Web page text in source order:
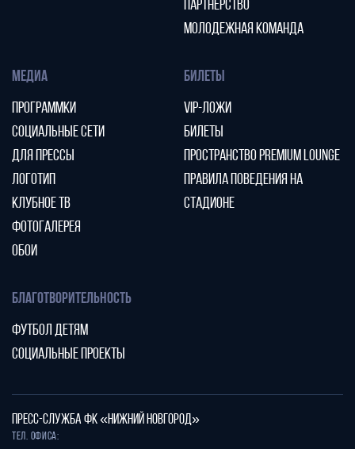
ПАРТНЕРСТВО
МОЛОДЕЖНАЯ КОМАНДА
МЕДИА
ПРОГРАММКИ
СОЦИАЛЬНЫЕ СЕТИ
ДЛЯ ПРЕССЫ
ЛОГОТИП
КЛУБНОЕ ТВ
ФОТОГАЛЕРЕЯ
ОБОИ
БИЛЕТЫ
VIP-ЛОЖИ
БИЛЕТЫ
ПРОСТРАНСТВО PREMIUM LOUNGE
ПРАВИЛА ПОВЕДЕНИЯ НА
СТАДИОНЕ
БЛАГОТВОРИТЕЛЬНОСТЬ
ФУТБОЛ ДЕТЯМ
СОЦИАЛЬНЫЕ ПРОЕКТЫ
ПРЕСС-СЛУЖБА ФК «НИЖНИЙ НОВГОРОД»
Тел. офиса: